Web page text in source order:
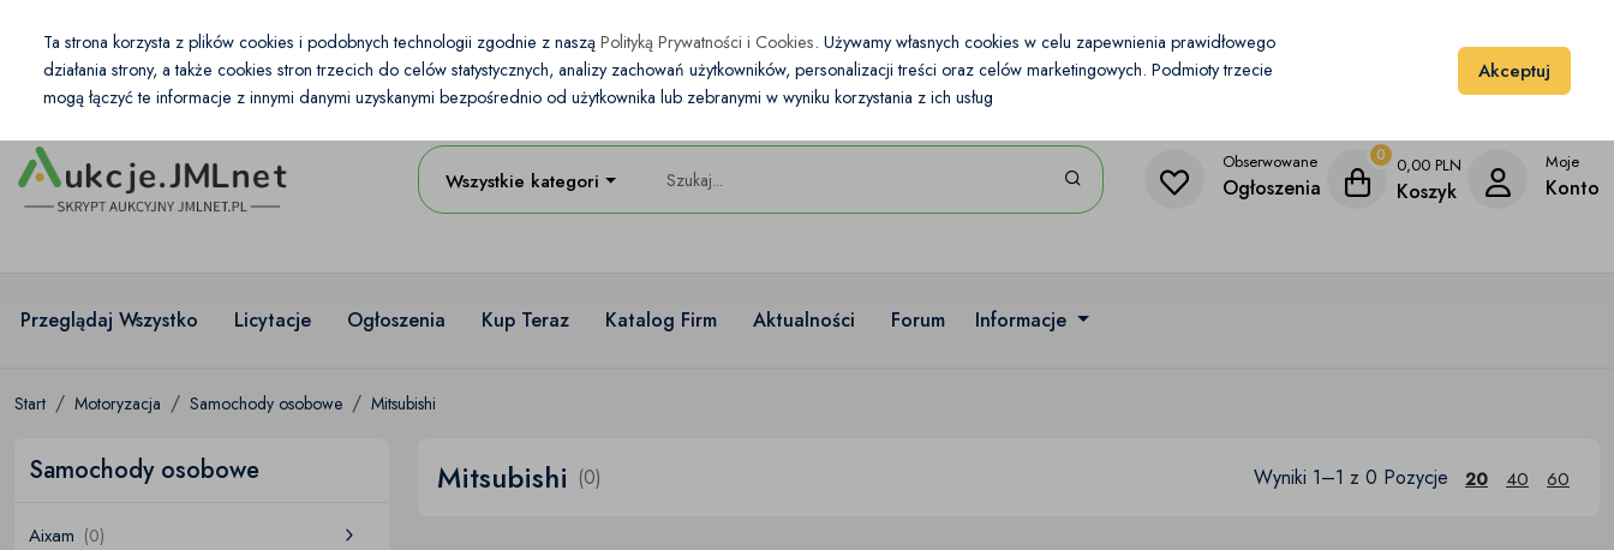
PL PLN Moje konto Dodaj przedmiot
Wszystkie kategorie
Obserwowane
Ogłoszenia
0 0,00 PLN
Koszyk
Moje
Konto
Przeglądaj Wszystko Licytacje Ogłoszenia Kup Teraz Katalog Firm Aktualności Forum Informacje
Start Motoryzacja Samochody osobowe Mitsubishi
Samochody osobowe
Aixam (0)
Mitsubishi (0) Wyniki 1–1 z 0 Pozycje 20 40 60
Ta strona korzysta z plików cookies i podobnych technologii zgodnie z naszą Polityką Prywatności i Cookies. Używamy własnych cookies w celu zapewnienia prawidłowego
działania strony, a także cookies stron trzecich do celów statystycznych, analizy zachowań użytkowników, personalizacji treści oraz celów marketingowych. Podmioty trzecie
mogą łączyć te informacje z innymi danymi uzyskanymi bezpośrednio od użytkownika lub zebranymi w wyniku korzystania z ich usług
Akceptuj